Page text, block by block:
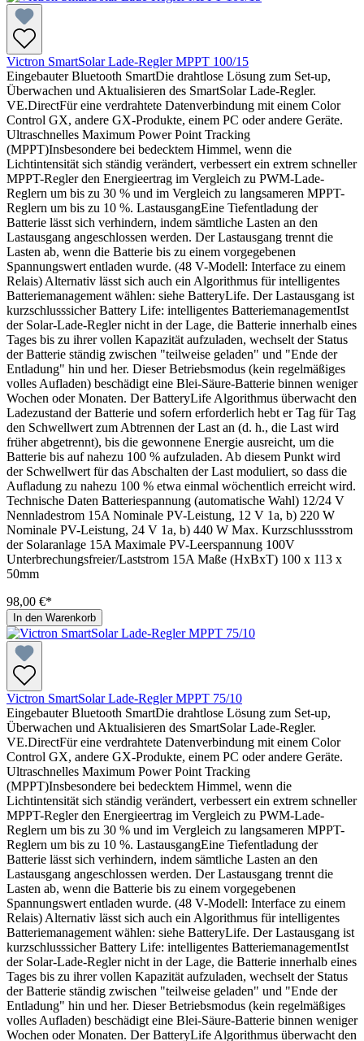
Victron SmartSolar Lade-Regler MPPT 100/15
Eingebauter Bluetooth SmartDie drahtlose Lösung zum Set-up,
Überwachen und Aktualisieren des SmartSolar Lade-Regler.
VE.DirectFür eine verdrahtete Datenverbindung mit einem Color
Control GX, andere GX-Produkte, einem PC oder andere Geräte.
Ultraschnelles Maximum Power Point Tracking
(MPPT)Insbesondere bei bedecktem Himmel, wenn die
Lichtintensität sich ständig verändert, verbessert ein extrem schneller
MPPT-Regler den Energieertrag im Vergleich zu PWM-Lade-
Reglern um bis zu 30 % und im Vergleich zu langsameren MPPT-
Reglern um bis zu 10 %. LastausgangEine Tiefentladung der
Batterie lässt sich verhindern, indem sämtliche Lasten an den
Lastausgang angeschlossen werden. Der Lastausgang trennt die
Lasten ab, wenn die Batterie bis zu einem vorgegebenen
Spannungswert entladen wurde. (48 V-Modell: Interface zu einem
Relais) Alternativ lässt sich auch ein Algorithmus für intelligentes
Batteriemanagement wählen: siehe BatteryLife. Der Lastausgang ist
kurzschlusssicher Battery Life: intelligentes BatteriemanagementIst
der Solar-Lade-Regler nicht in der Lage, die Batterie innerhalb eines
Tages bis zu ihrer vollen Kapazität aufzuladen, wechselt der Status
der Batterie ständig zwischen "teilweise geladen" und "Ende der
Entladung" hin und her. Dieser Betriebsmodus (kein regelmäßiges
volles Aufladen) beschädigt eine Blei-Säure-Batterie binnen weniger
Wochen oder Monaten. Der BatteryLife Algorithmus überwacht den
Ladezustand der Batterie und sofern erforderlich hebt er Tag für Tag
den Schwellwert zum Abtrennen der Last an (d. h., die Last wird
früher abgetrennt), bis die gewonnene Energie ausreicht, um die
Batterie bis auf nahezu 100 % aufzuladen. Ab diesem Punkt wird
der Schwellwert für das Abschalten der Last moduliert, so dass die
Aufladung zu nahezu 100 % etwa einmal wöchentlich erreicht wird.
Technische Daten Batteriespannung (automatische Wahl) 12/24 V
Nennladestrom 15A Nominale PV-Leistung, 12 V 1a, b) 220 W
Nominale PV-Leistung, 24 V 1a, b) 440 W Max. Kurzschlussstrom
der Solaranlage 15A Maximale PV-Leerspannung 100V
Unterbrechungsfreier/Laststrom 15A Maße (HxBxT) 100 x 113 x
50mm
98,00 €*
In den Warenkorb
Victron SmartSolar Lade-Regler MPPT 75/10
Eingebauter Bluetooth SmartDie drahtlose Lösung zum Set-up,
Überwachen und Aktualisieren des SmartSolar Lade-Regler.
VE.DirectFür eine verdrahtete Datenverbindung mit einem Color
Control GX, andere GX-Produkte, einem PC oder andere Geräte.
Ultraschnelles Maximum Power Point Tracking
(MPPT)Insbesondere bei bedecktem Himmel, wenn die
Lichtintensität sich ständig verändert, verbessert ein extrem schneller
MPPT-Regler den Energieertrag im Vergleich zu PWM-Lade-
Reglern um bis zu 30 % und im Vergleich zu langsameren MPPT-
Reglern um bis zu 10 %. LastausgangEine Tiefentladung der
Batterie lässt sich verhindern, indem sämtliche Lasten an den
Lastausgang angeschlossen werden. Der Lastausgang trennt die
Lasten ab, wenn die Batterie bis zu einem vorgegebenen
Spannungswert entladen wurde. (48 V-Modell: Interface zu einem
Relais) Alternativ lässt sich auch ein Algorithmus für intelligentes
Batteriemanagement wählen: siehe BatteryLife. Der Lastausgang ist
kurzschlusssicher Battery Life: intelligentes BatteriemanagementIst
der Solar-Lade-Regler nicht in der Lage, die Batterie innerhalb eines
Tages bis zu ihrer vollen Kapazität aufzuladen, wechselt der Status
der Batterie ständig zwischen "teilweise geladen" und "Ende der
Entladung" hin und her. Dieser Betriebsmodus (kein regelmäßiges
volles Aufladen) beschädigt eine Blei-Säure-Batterie binnen weniger
Wochen oder Monaten. Der BatteryLife Algorithmus überwacht den